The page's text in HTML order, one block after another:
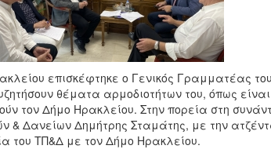
επισκέφτηκε ο Γενικός Γραμματέας
θέματα αρμοδιοτήτων του, όπως
τον Δήμο Ηρακλείου. Στην πορεία στη
& Δανείων Δημήτρης Σταμάτης, με την
του ΤΠ&Δ με τον Δήμο Ηρακλείου.